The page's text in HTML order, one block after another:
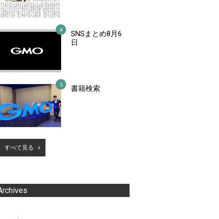
SNSまとめ8月6
日
書籍検索
すべて見る